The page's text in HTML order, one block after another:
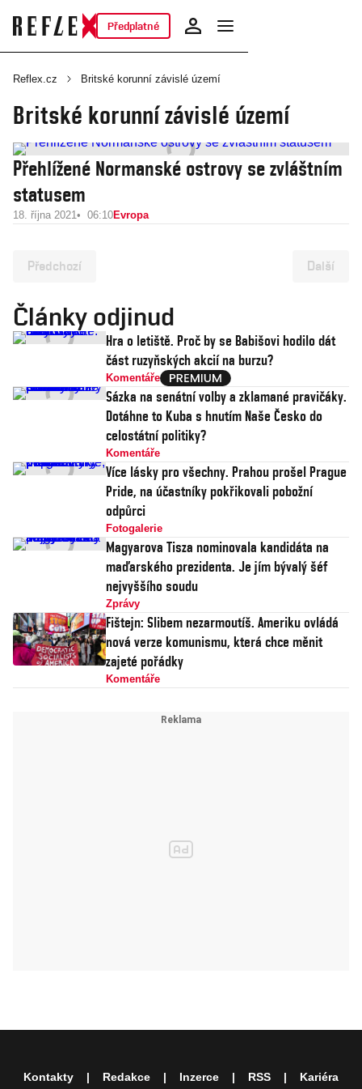
Předplatné
Reflex.cz Britské korunní závislé území
Britské korunní závislé území
Přehlížené Normanské ostrovy se zvláštním
statusem
18. října 2021 06:10Evropa
Předchozí Další
Články odjinud
Hra o letiště. Proč by se Babišovi hodilo dát
část ruzyňských akcií na burzu?
Komentáře
Sázka na senátní volby a zklamané pravičáky.
Dotáhne to Kuba s hnutím Naše Česko do
celostátní politiky?
Komentáře
Více lásky pro všechny. Prahou prošel Prague
Pride, na účastníky pokřikovali pobožní
odpůrci
Fotogalerie
Magyarova Tisza nominovala kandidáta na
maďarského prezidenta. Je jím bývalý šéf
nejvyššího soudu
Zprávy
Fištejn: Slibem nezarmoutíš. Ameriku ovládá
nová verze komunismu, která chce měnit
zajeté pořádky
Komentáře
Kontakty Redakce Inzerce RSS Kariéra